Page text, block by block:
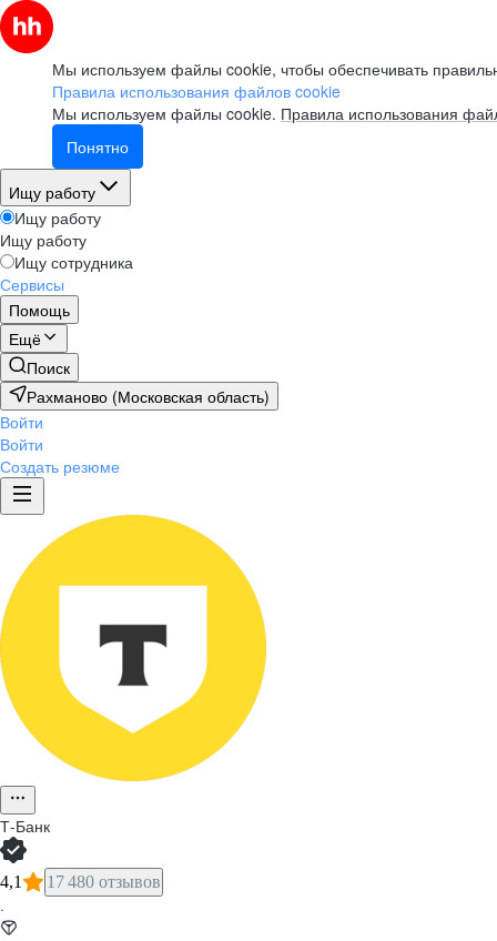
Мы используем файлы cookie, чтобы обеспечивать
Правила использования файлов cookie
Мы используем файлы cookie. Правила использования
Понятно
Ищу работу
Ищу работу
Ищу работу
Ищу сотрудника
Сервисы
Помощь
Ещё
Поиск
Рахманово (Московская область)
Войти
Войти
Создать резюме
Т-Банк
4,1 17 480 отзывов
·